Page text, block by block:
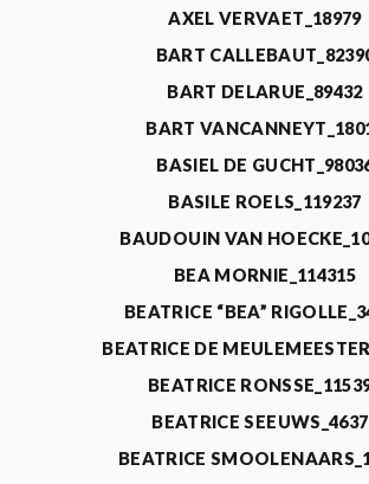
AXEL VERVAET_18979
BART
BART DELARUE_89432
BART
BASIEL DE
BASILE ROELS_119237
BAUDOUIN VAN
BEA MORNIE_114315
BEATRICE “BEA”
BEATRICE DE
BEATRICE
BEATRICE
BEATRICE